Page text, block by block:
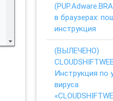
в браузерах:
инструкция
(ВЫЛЕЧЕНО)
Инструкция по
вируса